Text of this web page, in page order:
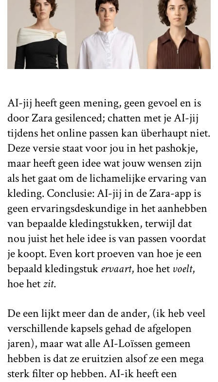
AI-jij heeft geen mening, geen gevoel en is
door Zara gesilenced; chatten met je AI-jij
tijdens het online passen kan überhaupt niet.
Deze versie staat voor jou in het pashokje,
maar heeft geen idee wat jouw wensen zijn
als het gaat om de lichamelijke ervaring van
kleding. Conclusie: AI-jij in de Zara-app is
geen ervaringsdeskundige in het aanhebben
van bepaalde kledingstukken, terwijl dat
nou juist het hele idee is van passen voordat
je koopt. Even kort proeven van hoe je een
bepaald kledingstukervaart, hoe hetvoelt,
hoe hetzit.
De een lijkt meer dan de ander, (ik heb veel
verschillende kapsels gehad de afgelopen
jaren), maar wat alle AI-Loïssen gemeen
hebben is dat ze eruitzien alsof ze een mega
sterk filter op hebben. AI-ik heeft een